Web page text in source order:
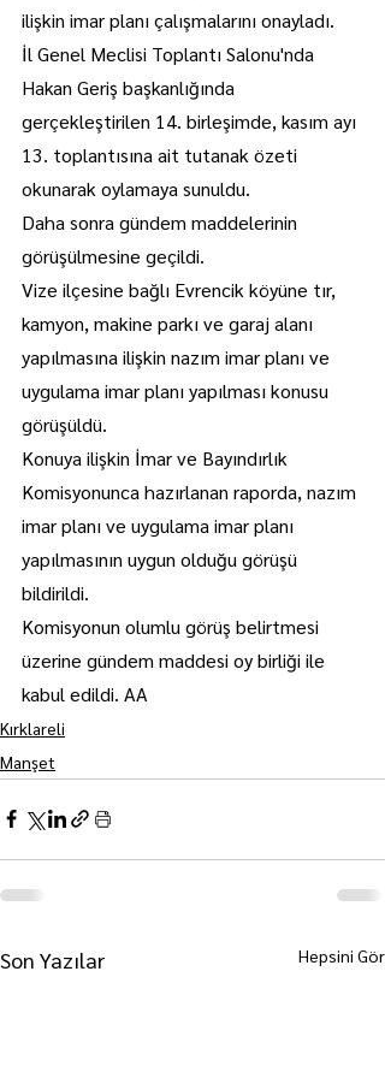
ilişkin imar planı çalışmalarını onayladı.
İl Genel Meclisi Toplantı Salonu'nda
Hakan Geriş başkanlığında
gerçekleştirilen 14. birleşimde, kasım ayı
13. toplantısına ait tutanak özeti
okunarak oylamaya sunuldu.
Daha sonra gündem maddelerinin
görüşülmesine geçildi.
Vize ilçesine bağlı Evrencik köyüne tır,
kamyon, makine parkı ve garaj alanı
yapılmasına ilişkin nazım imar planı ve
uygulama imar planı yapılması konusu
görüşüldü.
Konuya ilişkin İmar ve Bayındırlık
Komisyonunca hazırlanan raporda, nazım
imar planı ve uygulama imar planı
yapılmasının uygun olduğu görüşü
bildirildi.
Komisyonun olumlu görüş belirtmesi
üzerine gündem maddesi oy birliği ile
kabul edildi. AA
Kırklareli
Manşet
Son Yazılar Hepsini Gör